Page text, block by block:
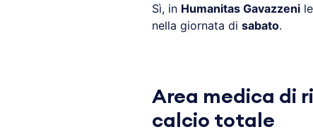
Sì, in Humanitas Gavazzenile
nella giornata di sabato.
Area medica di
calcio totale